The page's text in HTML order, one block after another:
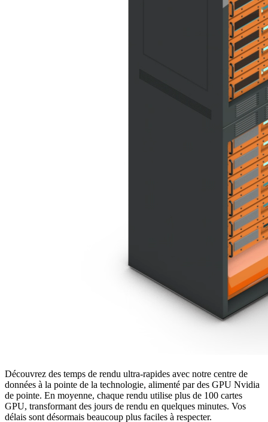
Découvrez des temps de rendu ultra-rapides avec notre centre de
données à la pointe de la technologie, alimenté par des GPU Nvidia
de pointe. En moyenne, chaque rendu utilise plus de 100 cartes
GPU, transformant des jours de rendu en quelques minutes. Vos
délais sont désormais beaucoup plus faciles à respecter.